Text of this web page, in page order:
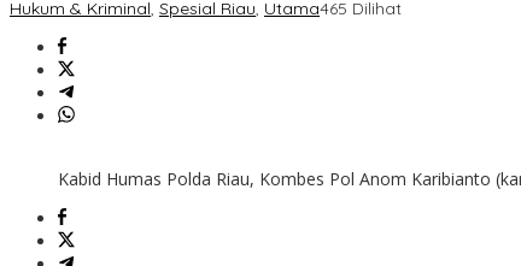
Hukum & Kriminal, Spesial Riau, Utama465 Dilihat
Kabid Humas Polda Riau, Kombes Pol Anom Karibianto